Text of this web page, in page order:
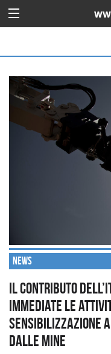
News
Il contributo
immediate le
sensibilizzazione
dalle mine